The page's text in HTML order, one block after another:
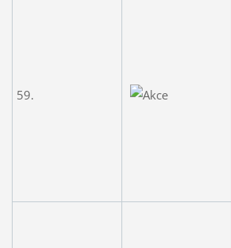
59.